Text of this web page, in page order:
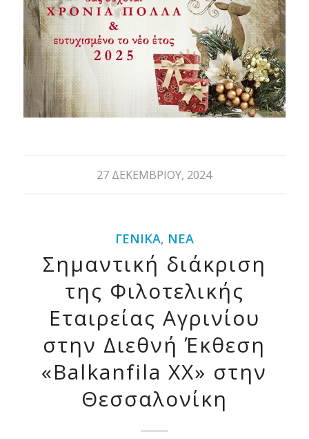
27 ΔΕΚΕΜΒΡΊΟΥ, 2024
ΓΕΝΙΚΆ, ΝΈΑ
Σημαντική διάκριση
της Φιλοτελικής
Εταιρείας Αγρινίου
στην Διεθνή Έκθεση
«Balkanfila XX» στην
Θεσσαλονίκη